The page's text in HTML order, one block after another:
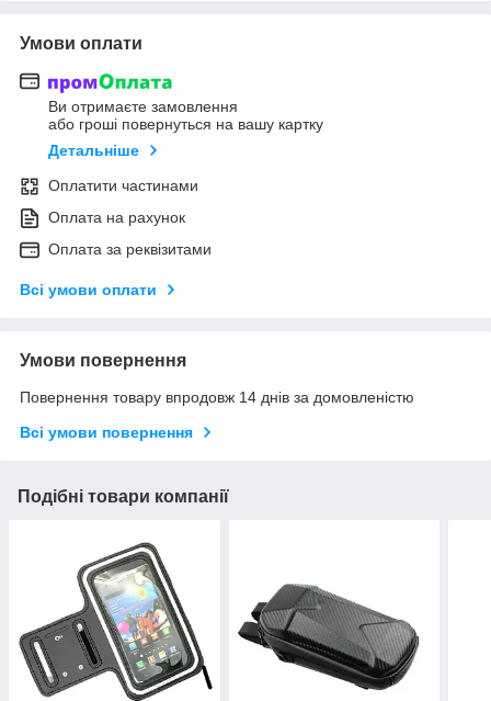
Умови оплати
Ви отримаєте замовлення
або гроші повернуться на вашу картку
Детальніше
Оплатити частинами
Оплата на рахунок
Оплата за реквізитами
Всі умови оплати
Умови повернення
Повернення товару впродовж 14 днів за домовленістю
Всі умови повернення
Подібні товари компанії